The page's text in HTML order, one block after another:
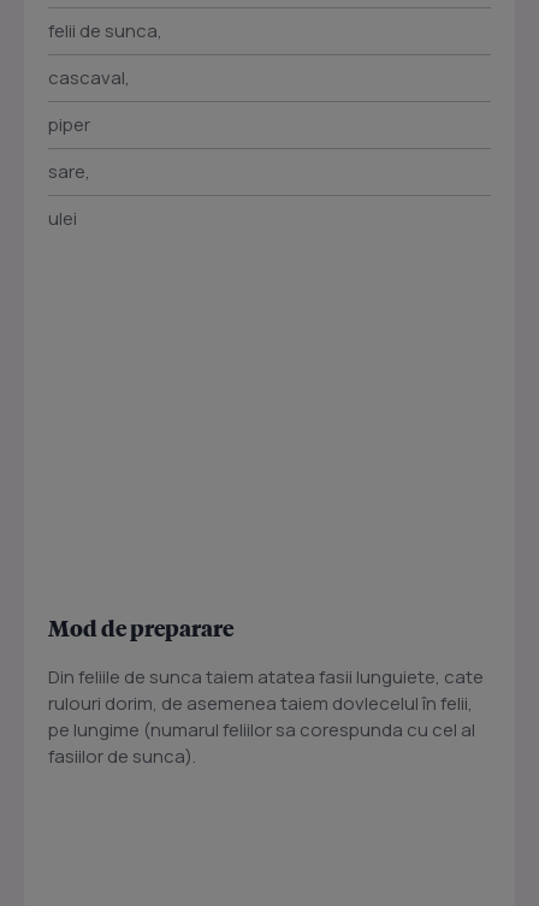
felii de sunca,
cascaval,
piper
sare,
ulei
Mod de preparare
Din feliile de sunca taiem atatea fasii lunguiete, cate
rulouri dorim, de asemenea taiem dovlecelul în felii,
pe lungime (numarul feliilor sa corespunda cu cel al
fasiilor de sunca).